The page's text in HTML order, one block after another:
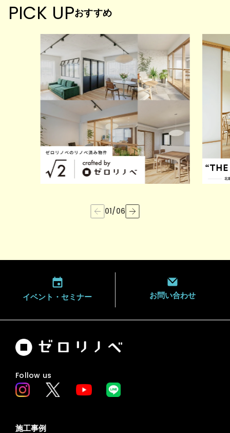
PICK UPおすすめ
01/06
イベント・ セミナー お問い合わせ
Follow us
施工事例